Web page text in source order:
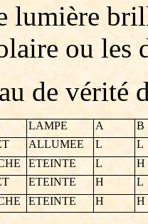
lumière
ou les
de vérité
LAMPE A B
ALLUMEE L L
ETEINTE L H
ETEINTE H L
ETEINTE H H